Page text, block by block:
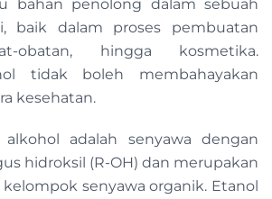
bahan penolong dalam sebuah
baik dalam proses pembuatan
obatan, hingga kosmetika.
tidak boleh membahayakan
kesehatan.
alkohol adalah senyawa dengan
hidroksil (R-OH) dan merupakan
senyawa organik. Etanol